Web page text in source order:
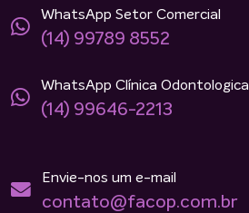
WhatsApp Setor Comercial
(14) 99789 8552
WhatsApp Clínica Odontologica
(14) 99646-2213
Envie-nos um e-mail
contato@facop.com.br